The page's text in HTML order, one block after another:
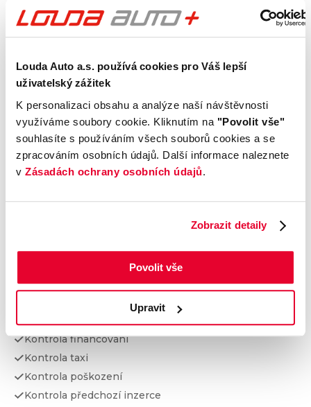
Louda Auto a.s. používá cookies pro Váš lepší
uživatelský zážitek
K personalizaci obsahu a analýze naší návštěvnosti
využíváme soubory cookie. Kliknutím na "Povolit vše"
souhlasíte s používáním všech souborů cookies a se
zpracováním osobních údajů. Další informace naleznete
v Zásadách ochrany osobních údajů.
Zobrazit detaily
Povolit vše
Upravit
prověření pro jistotu při nákupu.
Kontrola technického stavu
Motor
Převodovka a spojka
Nápravy a podvozek
Výfuková soustava
Brzdy
Elektronické části vozu
Prověření vozu od Cebia
Kontrola najetých km
Kontrola financování
Kontrola taxi
Kontrola poškození
Kontrola předchozí inzerce